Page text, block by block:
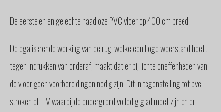
De eerste en enige echte naadloze PVC vloer op 400 cm breed!
De egaliserende werking van de rug, welke een hoge weerstand heeft
tegen indrukken van onderaf, maakt dat er bij lichte oneffenheden van
de vloer geen voorbereidingen nodig zijn. Dit in tegenstelling tot pvc
stroken of LTV waarbij de ondergrond volledig glad moet zijn en er